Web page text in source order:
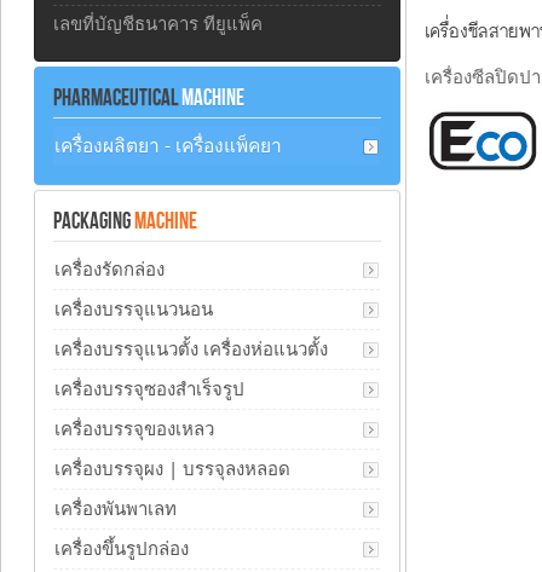
เครื่องซีลสายพา
เครื่องซีลปิดป
เลขที่บัญชีธนาคาร ทียูแพ็ค
PHARMACEUTICALMACHINE
เครื่องผลิตยา - เครื่องแพ็คยา
PACKAGING MACHINE
เครื่องรัดกล่อง
เครื่องบรรจุแนวนอน
เครื่องบรรจุแนวตั้ง เครื่องห่อแนวตั้ง
เครื่องบรรจุซองสำเร็จรูป
เครื่องบรรจุของเหลว
เครื่องบรรจุผง | บรรจุลงหลอด
เครื่องพันพาเลท
เครื่องขึ้นรูปกล่อง